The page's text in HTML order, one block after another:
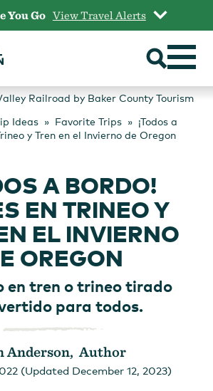
You Go View Travel Alerts
Railroad by Baker County Tourism
Ideas Favorite Trips
¡Todos a
y Tren en el Invierno de Oregon
A BORDO!
EN TRINEO Y
EL INVIERNO
OREGON
en tren o trineo tirado
para todos.
Anderson, Author
(Updated December 12, 2023)